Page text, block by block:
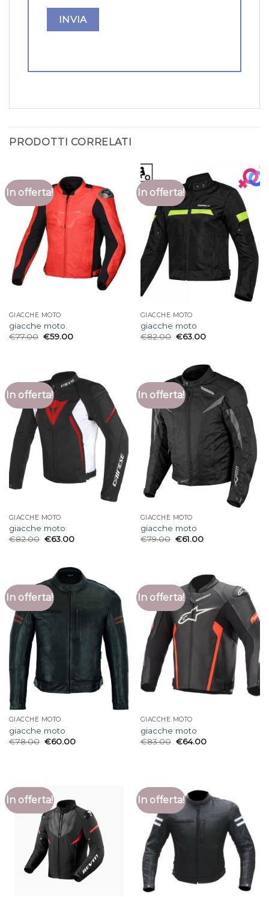
PRODOTTI CORRELATI
In offerta!
GIACCHE MOTO
giacche moto
€77.00 €59.00
In offerta!
GIACCHE MOTO
giacche moto
€82.00 €63.00
In offerta!
GIACCHE MOTO
giacche moto
€82.00 €63.00
In offerta!
GIACCHE MOTO
giacche moto
€79.00 €61.00
In offerta!
GIACCHE MOTO
giacche moto
€78.00 €60.00
In offerta!
GIACCHE MOTO
giacche moto
€83.00 €64.00
In offerta! In offerta!